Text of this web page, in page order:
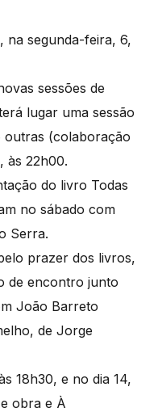
na segunda-feira, 6,
sessões de
lugar uma sessão
outras (colaboração
às 22h00.
do livro Todas
no sábado com
Serra.
prazer dos livros,
de encontro junto
João Barreto
de Jorge
18h30, e no dia 14,
obra e À